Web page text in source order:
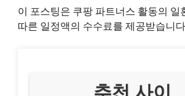
이 포스팅은 쿠팡 파트너스 활동의 일
따른 일정액의 수수료를 제공받습니
추천 사이